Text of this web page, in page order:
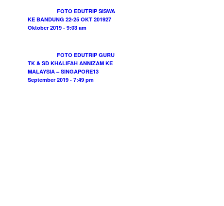
FOTO EDUTRIP SISWA
KE BANDUNG 22-25 OKT 201927
Oktober 2019 - 9:03 am
FOTO EDUTRIP GURU
TK & SD KHALIFAH ANNIZAM KE
MALAYSIA – SINGAPORE13
September 2019 - 7:49 pm